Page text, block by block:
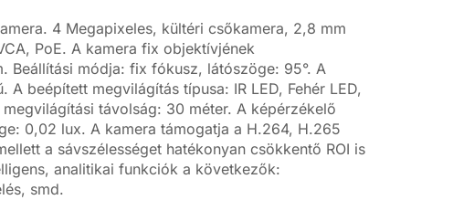
4 Megapixeles, kültéri csőkamera, 2,8 mm
PoE. A kamera fix objektívjének
Beállítási módja: fix fókusz, látószöge: 95°. A
A beépített megvilágítás típusa: IR LED, Fehér LED,
távolság: 30 méter. A képérzékelő
0,02 lux. A kamera támogatja a H.264, H.265
a sávszélességet hatékonyan csökkentő ROI is
analitikai funkciók a következők:
smd.